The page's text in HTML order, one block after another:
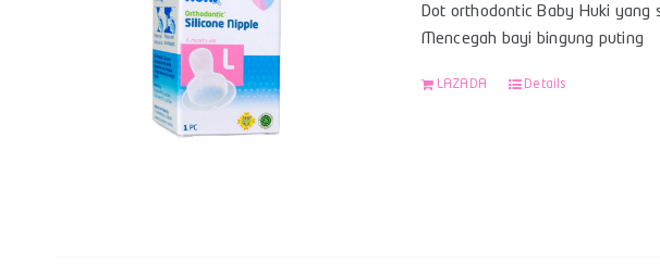
Dot orthodontic Baby Huki yang
Mencegah bayi bingung puting
LAZADA Details